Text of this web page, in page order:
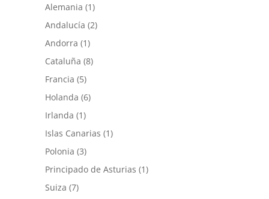
Alemania (1)
Andalucía (2)
Andorra (1)
Cataluña (8)
Francia (5)
Holanda (6)
Irlanda (1)
Islas Canarias (1)
Polonia (3)
Principado de Asturias (1)
Suiza (7)